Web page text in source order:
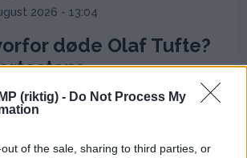
(riktig) - Do Not Process My
of the sale, sharing to third parties, or
2026 - 13:04
døde Olaf Tufte?
og
risiko